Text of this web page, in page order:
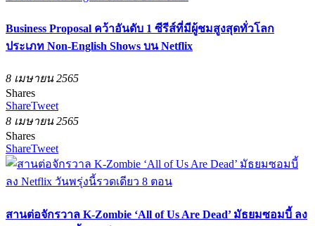
Business Proposal คว้าอันดับ 1 ซีรีส์ที่มีผู้ชมสูงสุดทั่วโลก
ประเภท Non-English Shows บน Netflix
8 เมษายน 2565
Shares
ShareTweet
8 เมษายน 2565
Shares
ShareTweet
สานต่อจักรวาล K-Zombie ‘All of Us Are Dead’ มัธยมซอมบี้ ลง